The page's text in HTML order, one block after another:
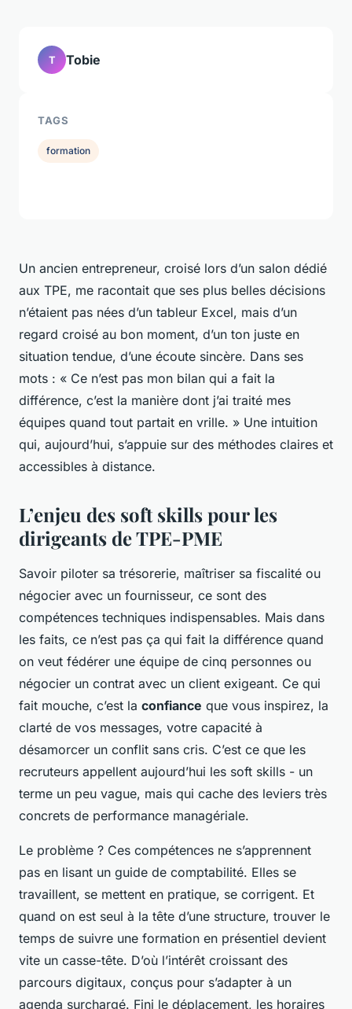
Un ancien entrepreneur, croisé lors d’un salon dédié
aux TPE, me racontait que ses plus belles décisions
n’étaient pas nées d’un tableur Excel, mais d’un
regard croisé au bon moment, d’un ton juste en
situation tendue, d’une écoute sincère. Dans ses
mots : « Ce n’est pas mon bilan qui a fait la
différence, c’est la manière dont j’ai traité mes
équipes quand tout partait en vrille. » Une intuition
qui, aujourd’hui, s’appuie sur des méthodes claires et
accessibles à distance.
L’enjeu des soft skills pour les
dirigeants de TPE-PME
Savoir piloter sa trésorerie, maîtriser sa fiscalité ou
négocier avec un fournisseur, ce sont des
compétences techniques indispensables. Mais dans
les faits, ce n’est pas ça qui fait la différence quand
on veut fédérer une équipe de cinq personnes ou
négocier un contrat avec un client exigeant. Ce qui
fait mouche, c’est la confiance que vous inspirez, la
clarté de vos messages, votre capacité à
désamorcer un conflit sans cris. C’est ce que les
recruteurs appellent aujourd’hui les soft skills - un
terme un peu vague, mais qui cache des leviers très
concrets de performance managériale.
Le problème ? Ces compétences ne s’apprennent
pas en lisant un guide de comptabilité. Elles se
travaillent, se mettent en pratique, se corrigent. Et
quand on est seul à la tête d’une structure, trouver le
temps de suivre une formation en présentiel devient
vite un casse-tête. D’où l’intérêt croissant des
parcours digitaux, conçus pour s’adapter à un
agenda surchargé. Fini le déplacement, les horaires
T Tobie
TAGS
formation